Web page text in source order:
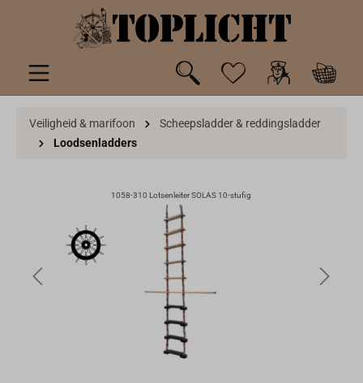
hoofdinhoud
Veiligheid & marifoon
Scheepsladder & reddingsladder
Loodsenladders
1058-310 Lotsenleiter SOLAS 10-stufig